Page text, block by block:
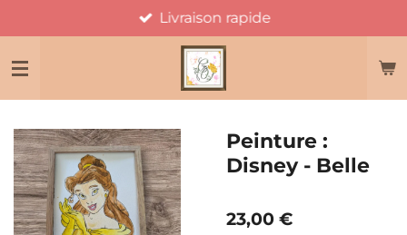
au
contenu
Livraison rapide
Peinture :
Disney - Belle
23,00 €